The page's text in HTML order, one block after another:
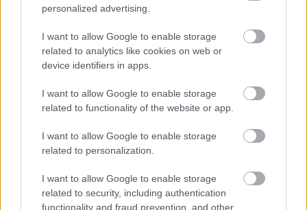
personalized advertising.
I want to allow Google to enable storage
related to analytics like cookies on web or
device identifiers in apps.
I want to allow Google to enable storage
related to functionality of the website or app.
I want to allow Google to enable storage
related to personalization.
I want to allow Google to enable storage
related to security, including authentication
functionality and fraud prevention, and other
Εγγραφή